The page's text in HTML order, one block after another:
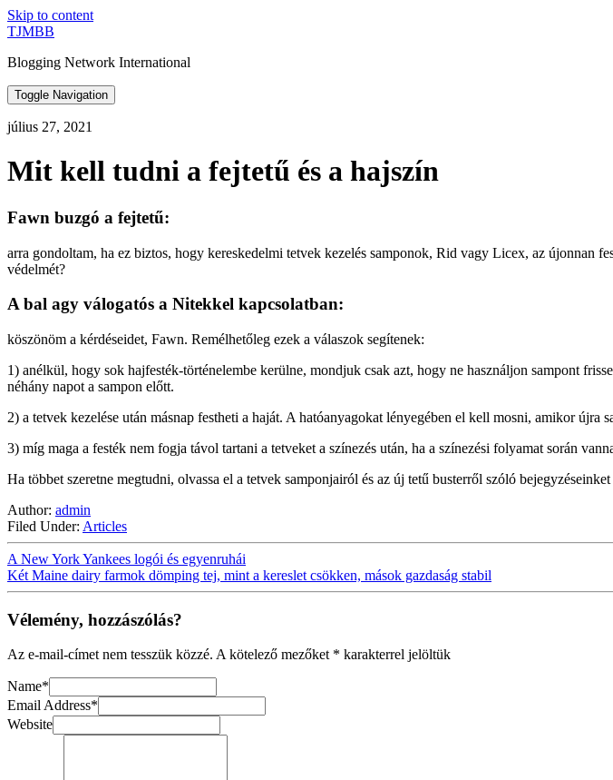
Skip to content
TJMBB
Blogging Network International
Toggle Navigation
július 27, 2021
Mit kell tudni a fejtetű és a hajszín
Fawn buzgó a fejtetű:
arra gondoltam, ha ez biztos, hogy kereskedelmi tetvek kezelés samponok, Rid vagy Licex, az újonnan
védelmét?
A bal agy válogatós a Nitekkel kapcsolatban:
köszönöm a kérdéseidet, Fawn. Remélhetőleg ezek a válaszok segítenek:
1) anélkül, hogy sok hajfesték-történelembe kerülne, mondjuk csak azt, hogy ne használjon sampont
néhány napot a sampon előtt.
2) a tetvek kezelése után másnap festheti a haját. A hatóanyagokat lényegében el kell mosni, amikor
3) míg maga a festék nem fogja távol tartani a tetveket a színezés után, ha a színezési folyamat során
Ha többet szeretne megtudni, olvassa el a tetvek samponjairól és az új tetű busterről szóló bejegyzéseinket
Author: admin
Filed Under: Articles
A New York Yankees logói és egyenruhái
Két Maine dairy farmok dömping tej, mint a kereslet csökken, mások gazdaság stabil
Vélemény, hozzászólás?
Az e-mail-címet nem tesszük közzé. A kötelező mezőket * karakterrel jelöltük
Name*
Email Address*
Website